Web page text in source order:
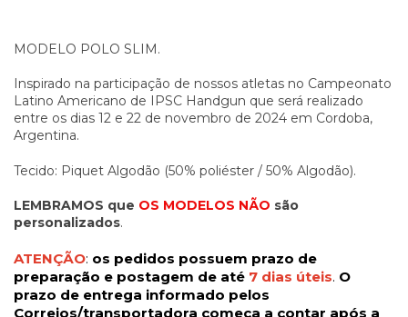
MODELO POLO SLIM.
Inspirado na participação de nossos atletas no Campeonato
Latino Americano de IPSC Handgun que será realizado
entre os dias 12 e 22 de novembro de 2024 em Cordoba,
Argentina.
Tecido: Piquet Algodão (50% poliéster / 50% Algodão).
LEMBRAMOS que OS MODELOS NÃO são
personalizados.
ATENÇÃO: os pedidos possuem prazo de
preparação e postagem de até 7 dias úteis. O
prazo de entrega informado pelos
Correios/transportadora começa a contar após a